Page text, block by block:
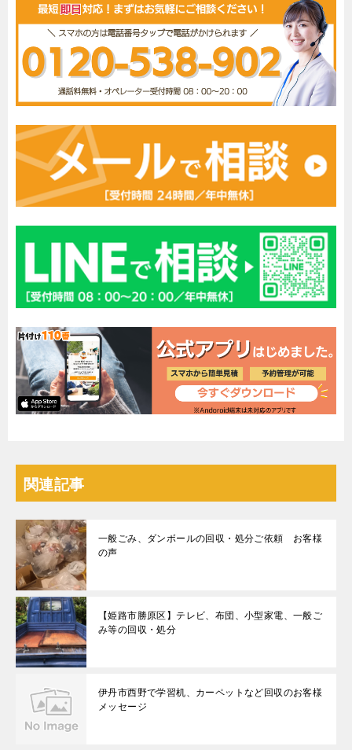
関連記事
一般ごみ、ダンボールの回収・処分ご依頼 お客様
の声
【姫路市勝原区】テレビ、布団、小型家電、一般ご
み等の回収・処分
伊丹市西野で学習机、カーペットなど回収のお客様
メッセージ